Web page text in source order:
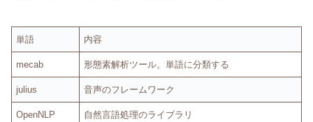
単語 内容
mecab 形態素解析ツール。単語に分類する
julius 音声のフレームワーク
OpenNLP 自然言語処理のライブラリ